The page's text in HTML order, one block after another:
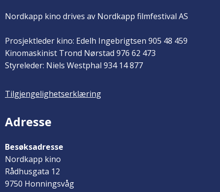
Nordkapp kino drives av Nordkapp filmfestival AS
Prosjektleder kino: Edelh Ingebrigtsen 905 48 459
Kinomaskinist Trond Nørstad 976 62 473
Styreleder: Niels Westphal 934 14 877
Tilgjengelighetserklæring
Adresse
Besøksadresse
Nordkapp kino
Rådhusgata 12
9750 Honningsvåg